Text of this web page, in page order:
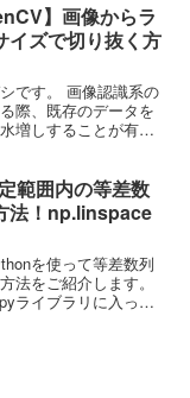
しょう！ オートエン
】画像からラ
イズで切り抜く方
です。 画像認識系の
際、既存のデータを
増しすることが有効
手法の一つである、
範囲内の等差数
法！np.linspace
を使って等差数列
法をご紹介します。
ライブラリに入って